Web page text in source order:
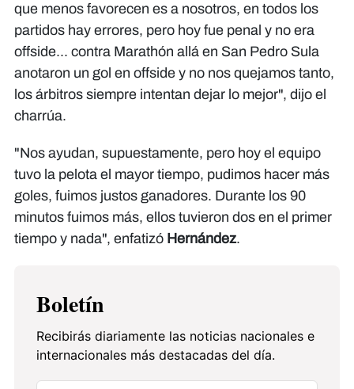
que menos favorecen es a nosotros, en todos los
partidos hay errores, pero hoy fue penal y no era
offside... contra Marathón allá en San Pedro Sula
anotaron un gol en offside y no nos quejamos tanto,
los árbitros siempre intentan dejar lo mejor", dijo el
charrúa.
"Nos ayudan, supuestamente, pero hoy el equipo
tuvo la pelota el mayor tiempo, pudimos hacer más
goles, fuimos justos ganadores. Durante los 90
minutos fuimos más, ellos tuvieron dos en el primer
tiempo y nada", enfatizó Hernández.
Boletín
Recibirás diariamente las noticias nacionales e
internacionales más destacadas del día.